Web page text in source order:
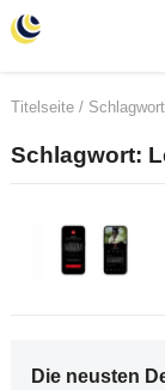
Titelseite/
Schlagwort:
Die neusten